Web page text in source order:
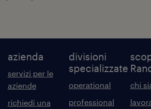
azienda
servizi per le
aziende
richiedi una
divisioni
specializzate
operational
professional
chi